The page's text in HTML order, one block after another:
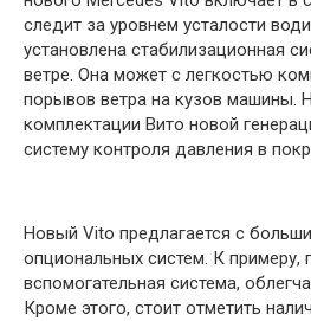
следит за уровнем усталости
установлена стабилизационная
ветре. Она может с легкостью
порывов ветра на кузов машины.
комплектации Вито новой
систему контроля давления в
Новый Vito предлагается с
опциональных систем. К примеру,
вспомогательная система,
Кроме этого, стоит отметить